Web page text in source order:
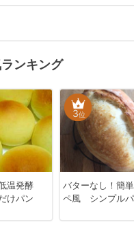
ンキング
温発酵
けパン
3位
バターなし！簡
ペ風 シンプル